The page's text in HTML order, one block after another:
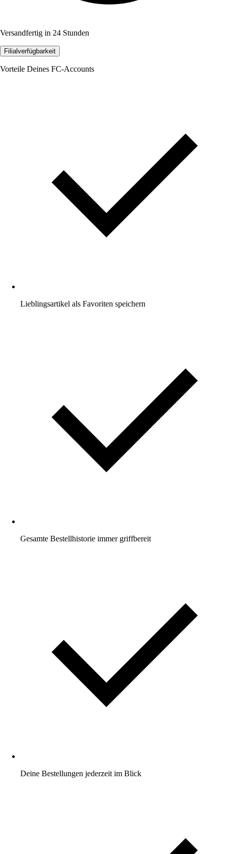
Versandfertig in 24 Stunden
Filialverfügbarkeit
Vorteile Deines FC-Accounts
Lieblingsartikel als Favoriten speichern
Gesamte Bestellhistorie immer griffbereit
Deine Bestellungen jederzeit im Blick